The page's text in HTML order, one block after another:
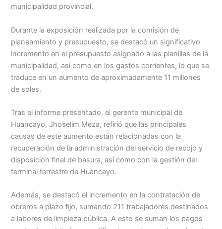
Menu
municipalidad provincial.
Durante la exposición realizada por la comisión de
planeamiento y presupuesto, se destacó un significativo
incremento en el presupuesto asignado a las planillas de la
municipalidad, así como en los gastos corrientes, lo que se
traduce en un aumento de aproximadamente 11 millones
de soles.
Tras el informe presentado, el gerente municipal de
Huancayo, Jhoselim Meza, refirió que las principales
causas de este aumento están relacionadas con la
recuperación de la administración del servicio de recojo y
disposición final de basura, así como con la gestión del
terminal terrestre de Huancayo.
Además, se destacó el incremento en la contratación de
obreros a plazo fijo, sumando 211 trabajadores destinados
a labores de limpieza pública. A esto se suman los pagos